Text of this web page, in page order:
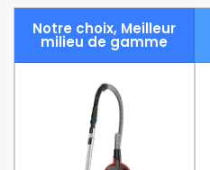
Notre choix, Meilleur
milieu de gamme